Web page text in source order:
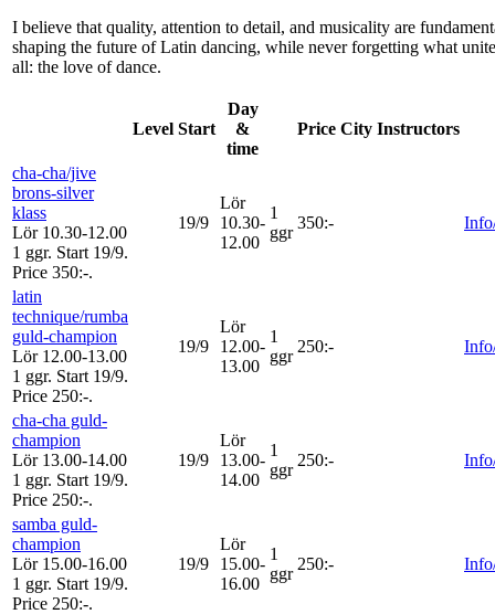
I believe that quality, attention to detail, and musicality are
shaping the future of Latin dancing, while never forgetting what
all: the love of dance.
Level Start
Day
&
time
Price City Instructors
cha-cha/jive
brons-silver
klass
Lör 10.30-12.00
1 ggr. Start 19/9.
Price 350:-.
19/9
Lör
10.30-
12.00
1
ggr
350:-
latin
technique/rumba
guld-champion
Lör 12.00-13.00
1 ggr. Start 19/9.
Price 250:-.
19/9
Lör
12.00-
13.00
1
ggr
250:-
cha-cha guld-
champion
Lör 13.00-14.00
1 ggr. Start 19/9.
Price 250:-.
19/9
Lör
13.00-
14.00
1
ggr
250:-
samba guld-
champion
Lör 15.00-16.00
1 ggr. Start 19/9.
Price 250:-.
19/9
Lör
15.00-
16.00
1
ggr
250:-